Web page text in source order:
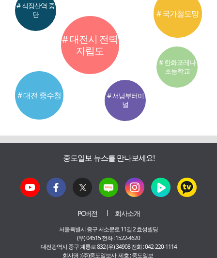
# 대전시 전력
자립도
# 대전 중수청
# 국가철도망
# 식장산역 중
단
# 서남부터미
널
# 한화포레나
초등학교
중도일보 뉴스를 만나보세요!
PC버전 회사소개
서울특별시 중구 서소문로 11길 2 효성빌딩
(우) 04515 전화 : 1522-4620
대전광역시 중구 계룡로 832 (우) 34908 전화 : 042-220-1114
회사명 : (주)중도일보사 제호 : 중도일보